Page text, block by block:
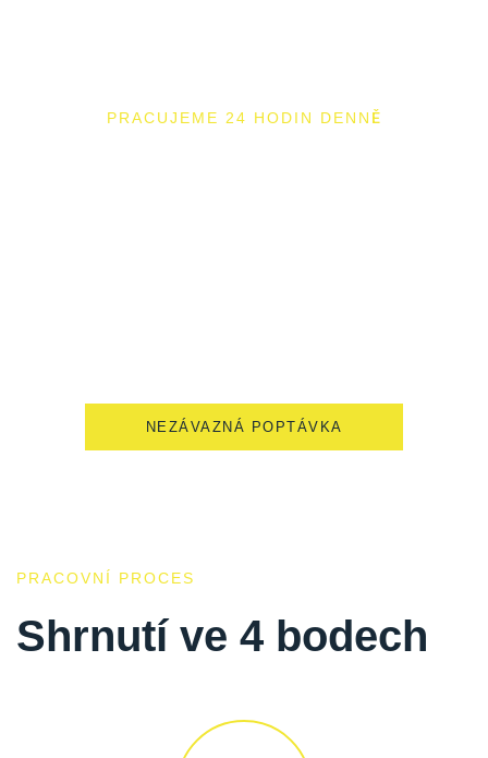
PRACUJEME 24 HODIN DENNĚ
NEZÁVAZNÁ POPTÁVKA
PRACOVNÍ PROCES
Shrnutí ve 4 bodech